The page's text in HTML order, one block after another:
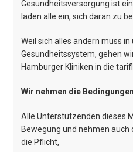
Gesundheitsversorgung ist
laden alle ein, sich daran zu
Weil sich alles ändern muss in
Gesundheitssystem, gehen
Hamburger Kliniken in die
Wir nehmen die
Alle Unterstützenden dieses
Bewegung und nehmen auch
die Pflicht,